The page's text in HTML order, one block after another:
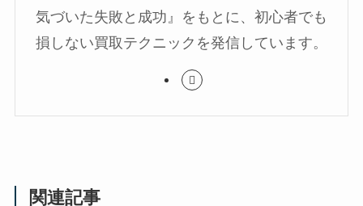
気づいた失敗と成功』をもとに、初心者でも
損しない買取テクニックを発信しています。
関連記事